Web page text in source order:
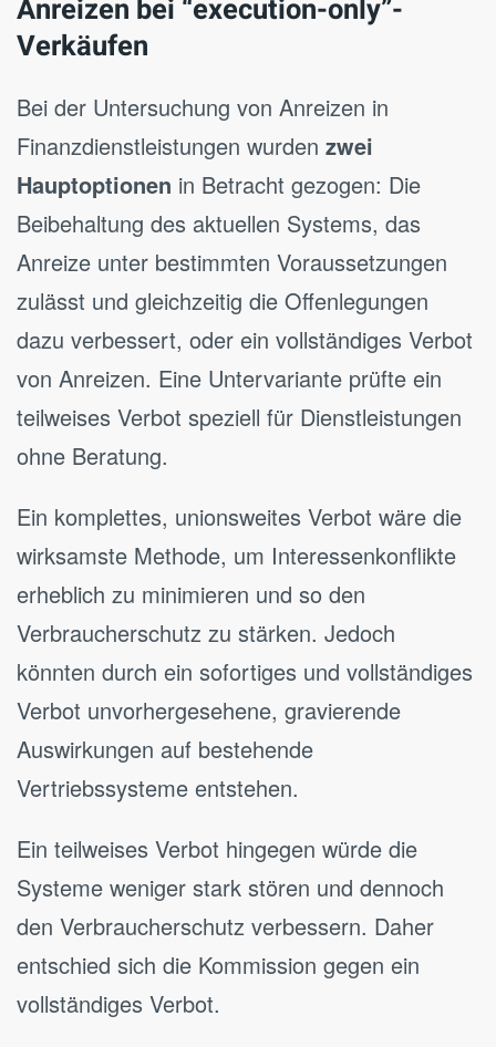
Anreizen bei “execution-only”-
Verkäufen
Bei der Untersuchung von Anreizen in
Finanzdienstleistungen wurden zwei
Hauptoptionen in Betracht gezogen: Die
Beibehaltung des aktuellen Systems, das
Anreize unter bestimmten Voraussetzungen
zulässt und gleichzeitig die Offenlegungen
dazu verbessert, oder ein vollständiges Verbot
von Anreizen. Eine Untervariante prüfte ein
teilweises Verbot speziell für Dienstleistungen
ohne Beratung.
Ein komplettes, unionsweites Verbot wäre die
wirksamste Methode, um Interessenkonflikte
erheblich zu minimieren und so den
Verbraucherschutz zu stärken. Jedoch
könnten durch ein sofortiges und vollständiges
Verbot unvorhergesehene, gravierende
Auswirkungen auf bestehende
Vertriebssysteme entstehen.
Ein teilweises Verbot hingegen würde die
Systeme weniger stark stören und dennoch
den Verbraucherschutz verbessern. Daher
entschied sich die Kommission gegen ein
vollständiges Verbot.